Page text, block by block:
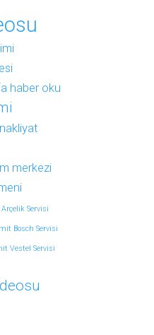
haber oku
merkezi
Servisi
Bosch Servisi
Vestel Servisi